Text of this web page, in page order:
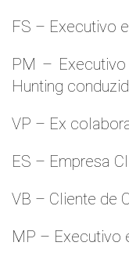
FS – Executivo
PM –
Hunting
VP – Ex
ES – Empresa
VB – Cliente de
MP – Executivo